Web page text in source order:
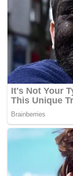
Andai
diberi
menjadi 64,
semakin panas.
urutan tiga
Duel Barcelona
pada 8 Maret
Barcelona
Laga